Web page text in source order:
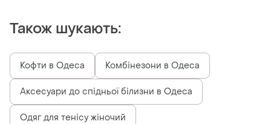
Також шукають:
Кофти в Одеса Комбінезони в Одеса
Аксесуари до спідньої білизни в Одеса
Одяг для тенісу жіночий